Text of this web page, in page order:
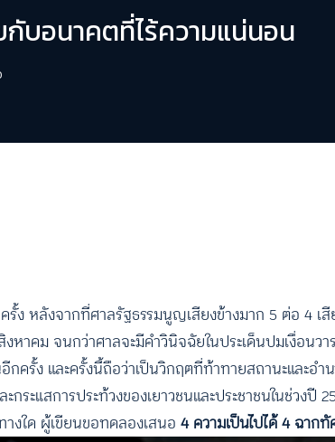
กับอนาคตที่ไร้ความแน่นอน
ครั้ง หลังจากที่ศาลรัฐธรรมนูญเสียงข้างมาก 5 ต่อ 4
าคม จนกว่าศาลจะมีคำวินิจฉัยในประเด็นปมเงื่อนวา
กครั้ง และครั้งนี้ถือว่าเป็นวิกฤตที่ท้าทายสถานะและ
ะแสการประท้วงของเยาวชนและประชาชนในช่วงปี
างใด ผู้เขียนขอทดลองเสนอ 4 ความเป็นไปได้ 4 ฉาก